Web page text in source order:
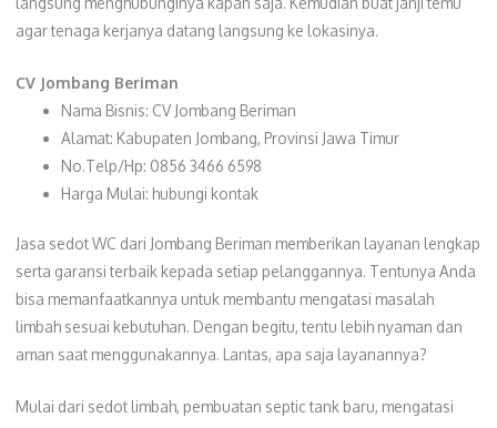
agar tenaga kerjanya datang langsung ke lokasinya.
CV Jombang Beriman
Nama Bisnis: CV Jombang Beriman
Alamat: Kabupaten Jombang, Provinsi Jawa Timur
No.Telp/Hp: 0856 3466 6598
Harga Mulai: hubungi kontak
Jasa sedot WC dari Jombang Beriman memberikan layanan lengkap
serta garansi terbaik kepada setiap pelanggannya. Tentunya Anda
bisa memanfaatkannya untuk membantu mengatasi masalah
limbah sesuai kebutuhan. Dengan begitu, tentu lebih nyaman dan
aman saat menggunakannya. Lantas, apa saja layanannya?
Mulai dari sedot limbah, pembuatan septic tank baru, mengatasi